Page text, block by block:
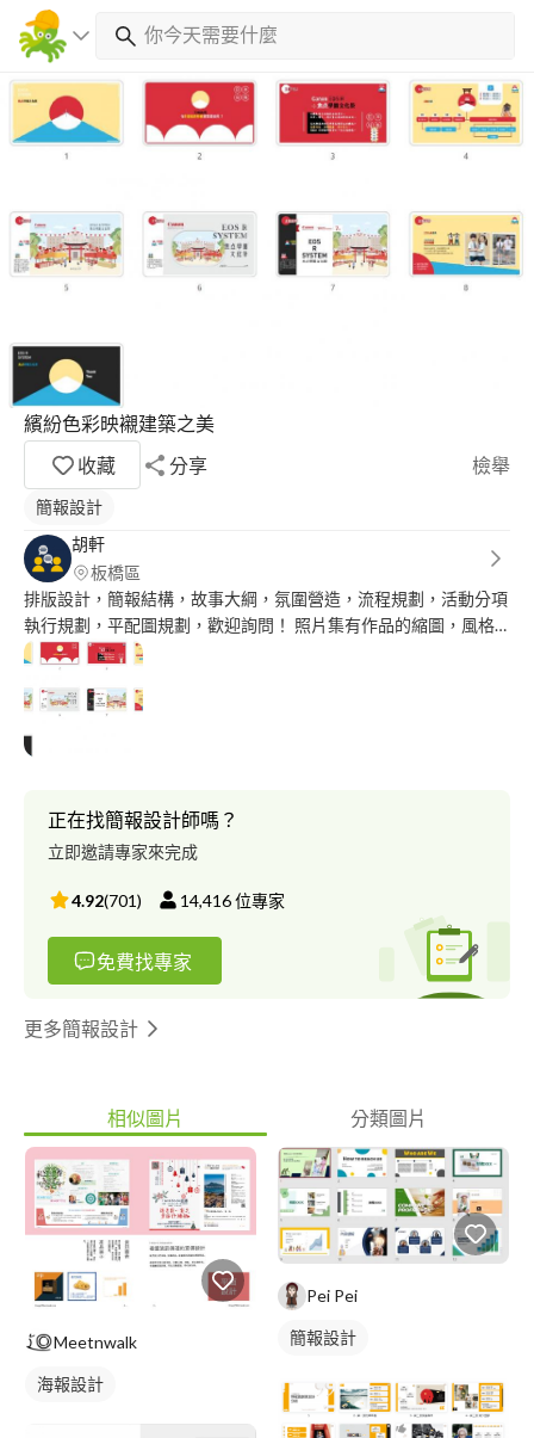
繽紛色彩映襯建築之美
收藏
分享 檢舉
簡報設計
胡軒
板橋區
排版設計，簡報結構，故事大綱，氛圍營造，流程規劃，活動分項
執行規劃，平配圖規劃，歡迎詢問！ 照片集有作品的縮圖，風格
以整齊、好閱讀、減法美學為主，希望有機會能夠合作，完成更多
正在找簡報設計師嗎？
立即邀請專家來完成
4.92(701) 14,416位專家
免費找專家
更多簡報設計
相似圖片 分類圖片
Meetnwalk
海報設計
Pei Pei
簡報設計